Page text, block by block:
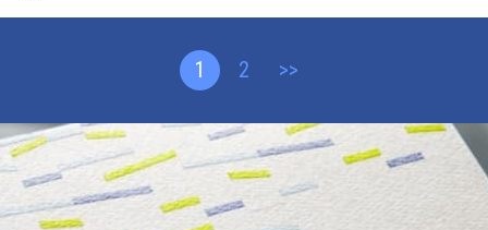
1 2 >>